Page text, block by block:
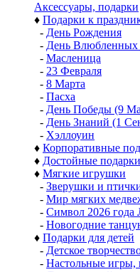
Аксессуары, подарки
♦ Подарки к
- День Рождения
- День Влюбленных
- Масленица
- 23 Февраля
- 8 Марта
- Пасха
- День Победы (9
- День Знаний (1
- Хэллоуин
♦ Корпоративные
♦ Достойные подарки
♦ Мягкие игрушки
- Зверушки и
- Мир мягких
- Символ 2026
- Новогодние
♦ Подарки для детей
- Детское
- Настольные игры,